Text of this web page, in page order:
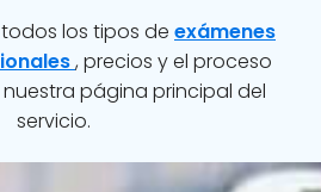
los tipos de exámenes
, precios y el proceso
página principal del
servicio.